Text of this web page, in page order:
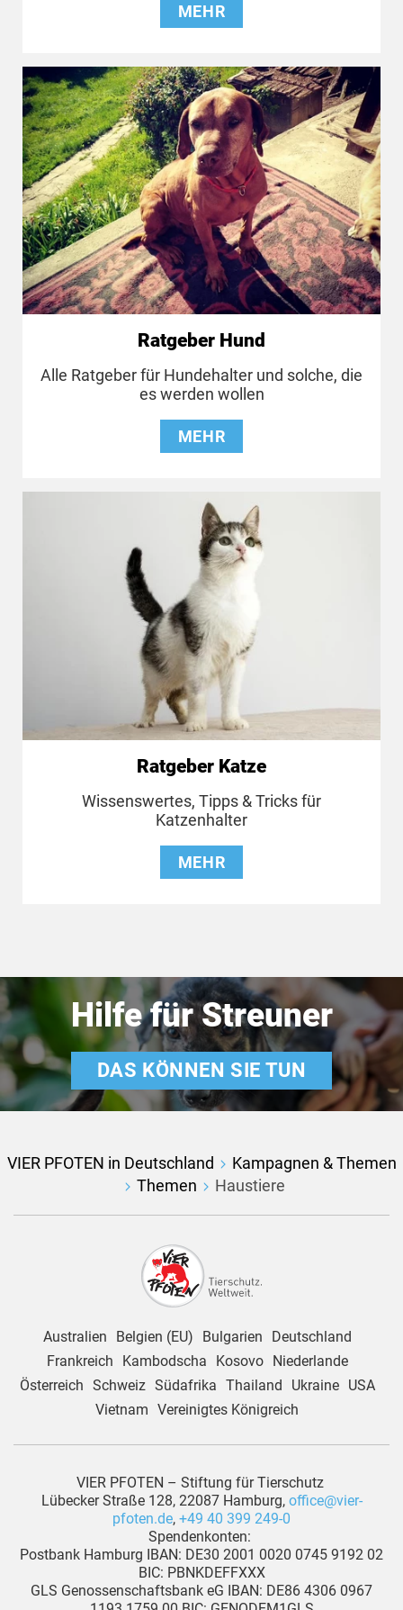
MEHR
Ratgeber Hund
Alle Ratgeber für Hundehalter und solche, die
es werden wollen
MEHR
Ratgeber Katze
Wissenswertes, Tipps & Tricks für
Katzenhalter
MEHR
Hilfe für Streuner
DAS KÖNNEN SIE TUN
VIER PFOTEN in Deutschland
Kampagnen & Themen
Themen
Haustiere
Australien Belgien (EU) Bulgarien
Deutschland
Frankreich
Kambodscha Kosovo
Niederlande
Österreich Schweiz Südafrika Thailand Ukraine
USA
Vietnam Vereinigtes Königreich
VIER PFOTEN – Stiftung für Tierschutz
Lübecker Straße 128, 22087 Hamburg, office@vier-
pfoten.de, +49 40 399 249-0
Spendenkonten:
Postbank Hamburg IBAN: DE30 2001 0020 0745 9192 02
BIC: PBNKDEFFXXX
GLS Genossenschaftsbank eG IBAN: DE86 4306 0967